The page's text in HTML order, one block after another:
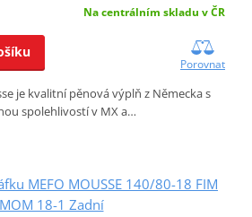
Na centrálním skladu v ČR
Porovnat
je kvalitní pěnová výplň z Německa s
spolehlivostí v MX a…
MEFO MOUSSE 140/80-18 FIM
MOM 18-1 Zadní